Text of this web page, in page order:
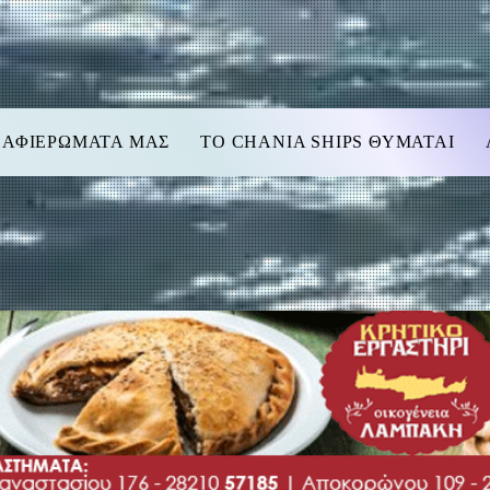
ΑΦΙΕΡΩΜΑΤΑ ΜΑΣ TO CHANIA SHIPS ΘΥΜΑΤΑΙ